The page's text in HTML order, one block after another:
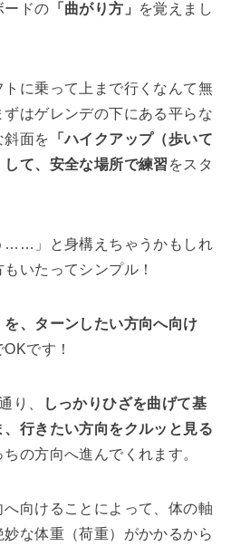
ードの 「曲がり方」
を覚えまし
トに乗って上まで行くなんて無
はゲレンデの下にある平らな
斜面を 「ハイクアップ（歩いて
て、安全な場所で練習 をスタ
……」と身構えちゃうかもしれ
いたってシンプル！
を、ターンしたい方向へ向け
です！
り、
しっかりひざを曲げて基
行きたい方向をクルッと見る
の方向へ進んでくれます。
向けることによって、体の軸
な体重（荷重）がかかるから